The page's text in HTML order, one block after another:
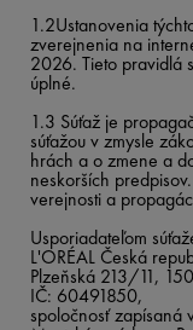
1.2Ustanovenia
zverejnenia na
2026. Tieto pravidlá
úplné.
1.3 Súťaž je
súťažou v zmysle
hrách a o zmene a
neskorších
verejnosti a
Usporiadateľom
L'ORÉAL Česká
Plzeňská 213/11,
IČ: 60491850,
spoločnosť zapísaná